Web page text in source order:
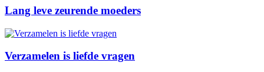
Lang leve zeurende moeders
Verzamelen is liefde vragen